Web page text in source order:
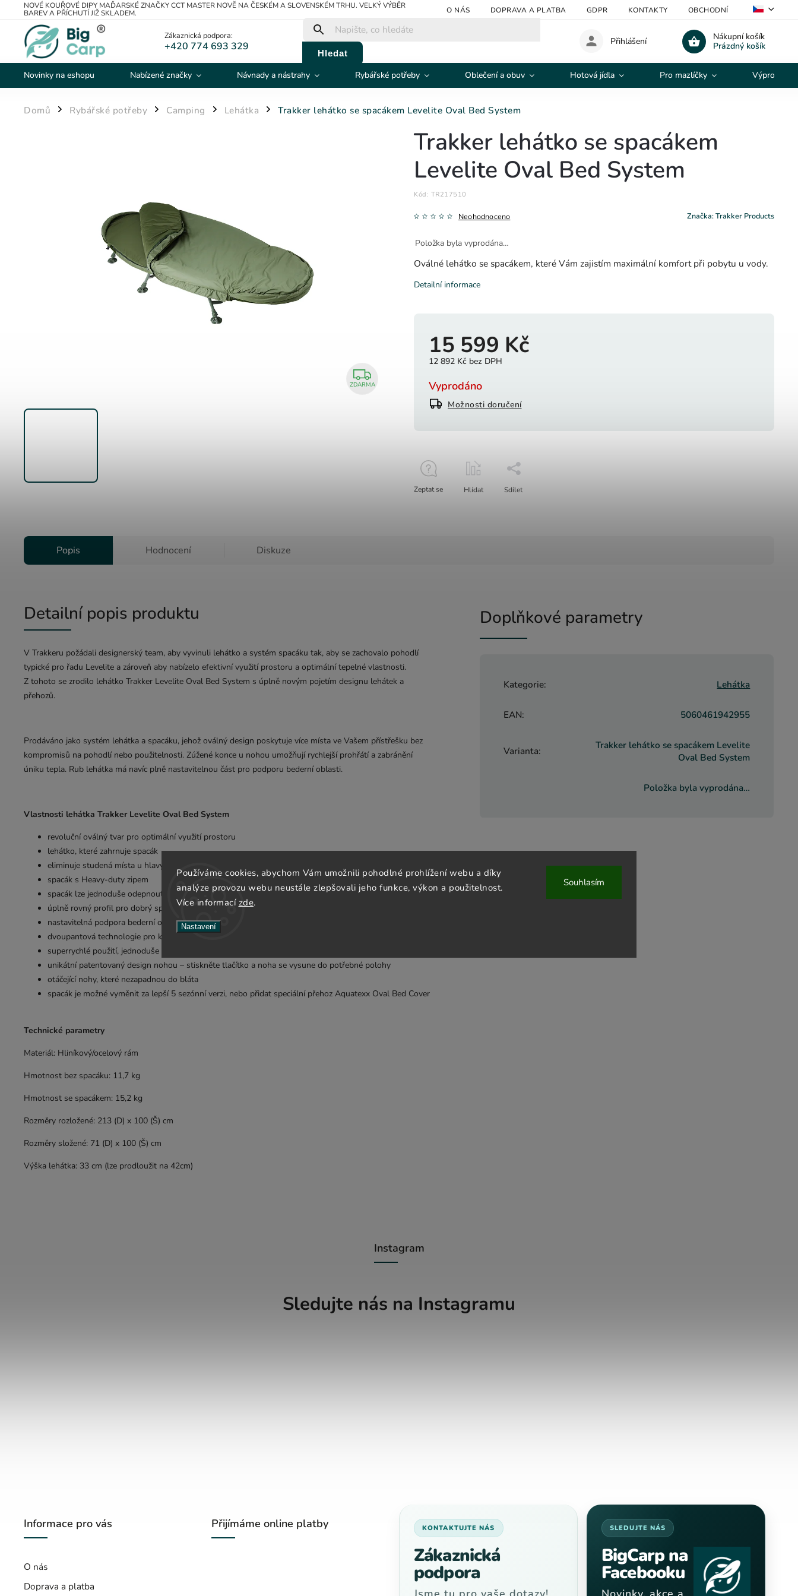
Používáme cookies, abychom Vám umožnili pohodlné prohlížení webu a díky
analýze provozu webu neustále zlepšovali jeho funkce, výkon a použitelnost.
Více informací zde.
Nastavení
Souhlasím
NOVÉ KOUŘOVÉ DIPY MAĎARSKÉ ZNAČKY CCT MASTER NOVĚ NA ČESKÉM A SLOVENSKÉM TRHU. VELKÝ VÝBĚR
BAREV A PŘÍCHUTÍ JIŽ SKLADEM.
O NÁS DOPRAVA A PLATBA GDPR KONTAKTY OBCHODNÍ PODMÍNKY
Zákaznická podpora:
+420 774 693 329
Hledat
Nákupní košík
Prázdný košík
Přihlášení
Novinky na eshopu Nabízené značky Návnady a nástrahy Rybářské potřeby Oblečení a obuv Hotová jídla Pro mazlíčky Výprodej
Domů / Rybářské potřeby / Camping / Lehátka / Trakker lehátko se spacákem Levelite Oval Bed System
ZDARMA
15 599 Kč
12 892 Kč bez DPH
Vyprodáno
Možnosti doručení
Trakker lehátko se spacákem
Levelite Oval Bed System
Kód: TR217510
Neohodnoceno Značka:Trakker Products
Položka byla vyprodána…
Oválné lehátko se spacákem, které Vám zajistím maximální komfort při pobytu u vody.
Detailní informace
Zeptat se Hlídat Sdílet
Popis Hodnocení Diskuze
Detailní popis produktu
V Trakkeru požádali designerský team, aby vyvinuli lehátko a systém spacáku tak, aby se zachovalo pohodlí
typické pro řadu Levelite a zároveň aby nabízelo efektivní využití prostoru a optimální tepelné vlastnosti.
Z tohoto se zrodilo lehátko Trakker Levelite Oval Bed System s úplně novým pojetím designu lehátek a
přehozů.
Prodáváno jako systém lehátka a spacáku, jehož oválný design poskytuje více místa ve Vašem přístřešku bez
kompromisů na pohodlí nebo použitelnosti. Zúžené konce u nohou umožňují rychlejší prohřátí a zabránění
úniku tepla. Rub lehátka má navíc plně nastavitelnou část pro podporu bederní oblasti.
Vlastnosti lehátka Trakker Levelite Oval Bed System
revoluční oválný tvar pro optimální využití prostoru
lehátko, které zahrnuje spacák
eliminuje studená místa u hlavy a nohou díky tvaru podobnému tělu
spacák s Heavy-duty zipem
spacák lze jednoduše odepnout kvůli vyčištění
úplně rovný profil pro dobrý spánek
nastavitelná podpora bederní oblasti tužší matrací
dvoupantová technologie pro kompaktní složení bez vyčnívajících částí
superrychlé použití, jednoduše odklipněte a rozložte
unikátní patentovaný design nohou – stiskněte tlačítko a noha se vysune do potřebné polohy
otáčející nohy, které nezapadnou do bláta
spacák je možné vyměnit za lepší 5 sezónní verzi, nebo přidat speciální přehoz Aquatexx Oval Bed Cover
Technické parametry
Materiál: Hliníkový/ocelový rám
Hmotnost bez spacáku: 11,7 kg
Hmotnost se spacákem: 15,2 kg
Rozměry rozložené: 213 (D) x 100 (Š) cm
Rozměry složené: 71 (D) x 100 (Š) cm
Výška lehátka: 33 cm (lze prodloužit na 42cm)
Doplňkové parametry
Kategorie: Lehátka
EAN: 5060461942955
Varianta:
Trakker lehátko se spacákem Levelite
Oval Bed System
Položka byla vyprodána…
Instagram
Sledujte nás na Instagramu
Informace pro vás
O nás
Doprava a platba
Přijímáme online platby KONTAKTUJTE NÁS
Zákaznická
podpora
SLEDUJTE NÁS
BigCarp na
Facebooku